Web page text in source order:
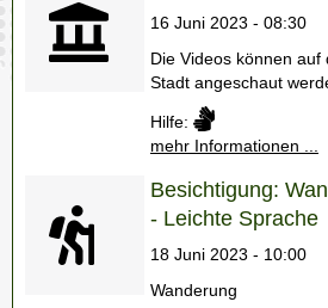
16 Juni 2023 - 08:30
Die Videos können
Stadt angeschaut
Hilfe:
mehr Informationen ...
Besichtigung:
- Leichte Sprache
18 Juni 2023 - 10:00
Wanderung